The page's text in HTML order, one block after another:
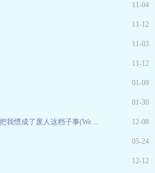
11-04
11-12
11-03
11-12
01-09
01-30
关于邻家的天使大人不知不觉把我惯成了废人这档子事(Web版) 12-08
05-24
12-12